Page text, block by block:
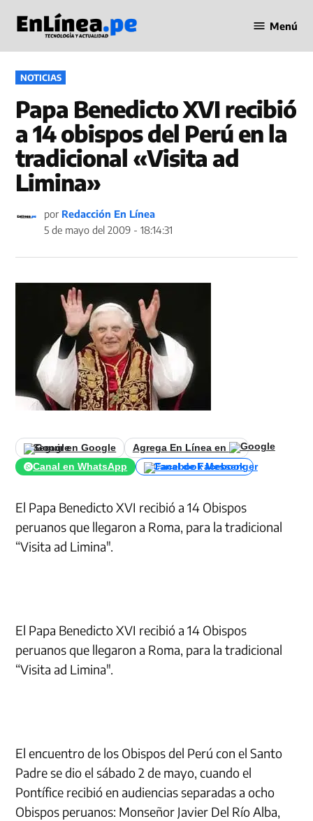
contenido
en Línea
Menú
PUBLICADO
EN
NOTICIAS
Papa Benedicto XVI recibió
a 14 obispos del Perú en la
tradicional «Visita ad
Limina»
por Redacción En Línea
5 de mayo del 2009 - 18:14:31
Seguir en Google
Agrega En Línea en
Canal en WhatsApp
Canal de Facebook
El Papa Benedicto XVI recibió a 14 Obispos
peruanos que llegaron a Roma, para la tradicional
“Visita ad Limina".
El Papa Benedicto XVI recibió a 14 Obispos
peruanos que llegaron a Roma, para la tradicional
“Visita ad Limina".
El encuentro de los Obispos del Perú con el Santo
Padre se dio el sábado 2 de mayo, cuando el
Pontífice recibió en audiencias separadas a ocho
Obispos peruanos: Monseñor Javier Del Río Alba,